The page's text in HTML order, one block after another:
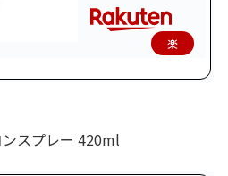
楽
スプレー 420ml